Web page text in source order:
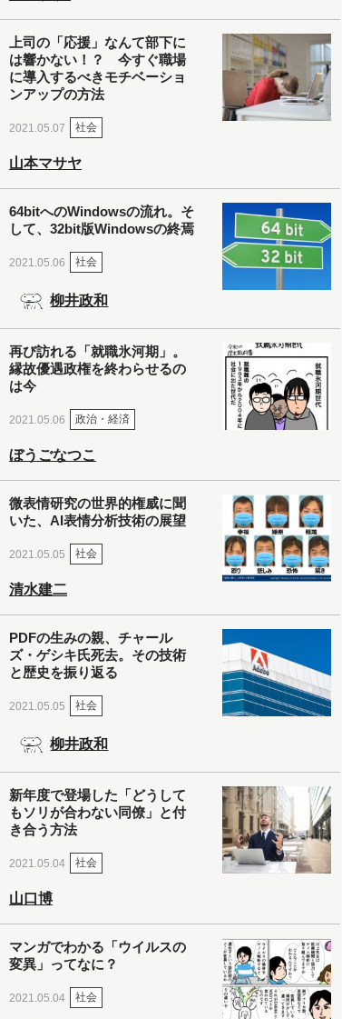
上司の「応援」なんて部下に
は響かない！？ 今すぐ職場
に導入するべきモチベーショ
ンアップの方法
2021.05.07 社会
山本マサヤ
64bitへのWindowsの流れ。そ
して、32bit版Windowsの終焉
2021.05.06 社会
柳井政和
再び訪れる「就職氷河期」。
縁故優遇政権を終わらせるの
は今
2021.05.06 政治・経済
ぼうごなつこ
微表情研究の世界的権威に聞
いた、AI表情分析技術の展望
2021.05.05 社会
清水建二
PDFの生みの親、チャール
ズ・ゲシキ氏死去。その技術
と歴史を振り返る
2021.05.05 社会
柳井政和
新年度で登場した「どうして
もソリが合わない同僚」と付
き合う方法
2021.05.04 社会
山口博
マンガでわかる「ウイルスの
変異」ってなに？
2021.05.04 社会